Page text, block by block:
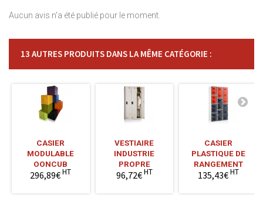
Aucun avis n'a été publié pour le moment.
13 AUTRES PRODUITS DANS LA MÊME CATÉGORIE :
CASIER
MODULABLE
OONCUB
296,89€HT
VESTIAIRE
INDUSTRIE
PROPRE
96,72€HT
CASIER
PLASTIQUE DE
RANGEMENT
135,43€HT